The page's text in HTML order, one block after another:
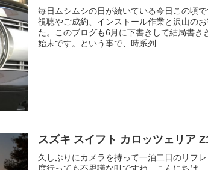
毎日ムシムシの日が続いている今日この頃
視聴やご成約、インストール作業と沢山の
た。このブログも6月に下書きして結局書き
始末です。という事で、時系列...
スズキ スイフト カロッツェリア
久しぶりにカメラを持って一泊二日のリフ